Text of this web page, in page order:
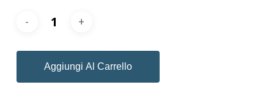
Aggiungi Al Carrello